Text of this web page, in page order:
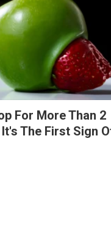
For More Than 2
The First Sign